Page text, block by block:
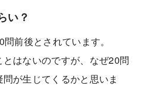
い？
前後とされています。
はないのですが、なぜ20問
が生じてくるかと思いま